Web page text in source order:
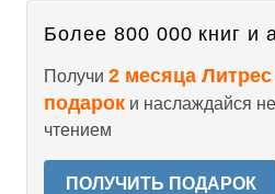
Более 800 000 книг и
Получи 2 месяца
подарок и наслаждайся
чтением
ПОЛУЧИТЬ ПОДАРОК